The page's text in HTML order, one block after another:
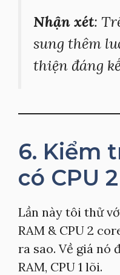
Nhận xét:
sung thêm
thiện đáng
6. Kiểm
có CPU
Lần này tôi thử
RAM & CPU 2
ra sao. Về giá nó
RAM, CPU 1 lõi.